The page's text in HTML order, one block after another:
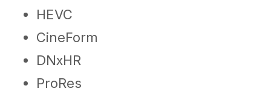
HEVC
CineForm
DNxHR
ProRes